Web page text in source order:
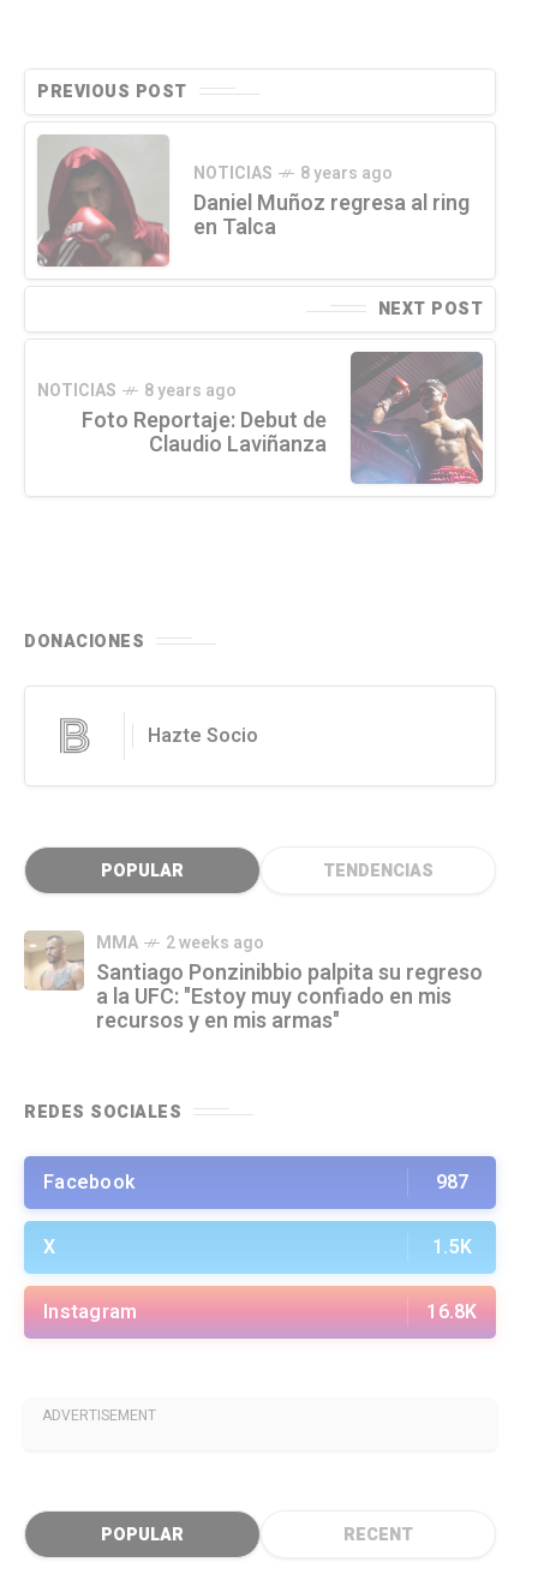
PREVIOUS POST
NOTICIAS 8 years ago
Daniel Muñoz regresa al ring
en Talca
NEXT POST
NOTICIAS 8 years ago
Foto Reportaje: Debut de
Claudio Laviñanza
DONACIONES
Hazte Socio
POPULAR TENDENCIAS
MMA 2 weeks ago
Santiago Ponzinibbio palpita su regreso
a la UFC: "Estoy muy confiado en mis
recursos y en mis armas"
REDES SOCIALES
Facebook 987
X 1.5K
Instagram 16.8K
ADVERTISEMENT
POPULAR RECENT